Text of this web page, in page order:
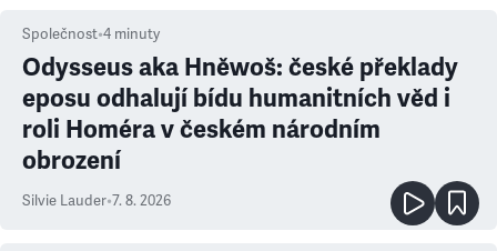
Společnost•4 minuty
Odysseus aka Hněwoš: české překlady
eposu odhalují bídu humanitních věd i
roli Homéra v českém národním
obrození
Silvie Lauder•7. 8. 2026